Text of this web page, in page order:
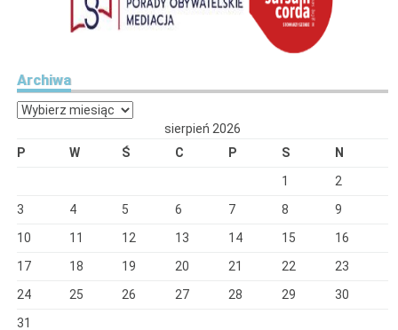
Archiwa
Archiwa
sierpień 2026
P
W Ś C P S
N
1
2
3
4 5 6 7 8
9
10
11 12 13 14 15
16
17
18 19 20 21 22
23
24
25 26 27 28 29
30
31